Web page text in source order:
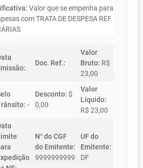
Valor que se empenha para
com TRATA DE DESPESA REF.
Doc. Ref.:
Valor
Bruto: R$
23,00
-
Desconto: $
0,00
Valor
Líquido:
R$ 23,00
N° do CGF
do Emitente:
9999999999
UF do
Emitente:
DF